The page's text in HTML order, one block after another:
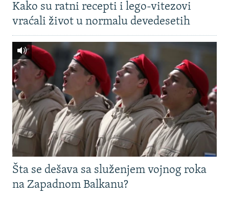
Kako su ratni recepti i lego-vitezovi
vraćali život u normalu devedesetih
Šta se dešava sa služenjem vojnog roka
na Zapadnom Balkanu?